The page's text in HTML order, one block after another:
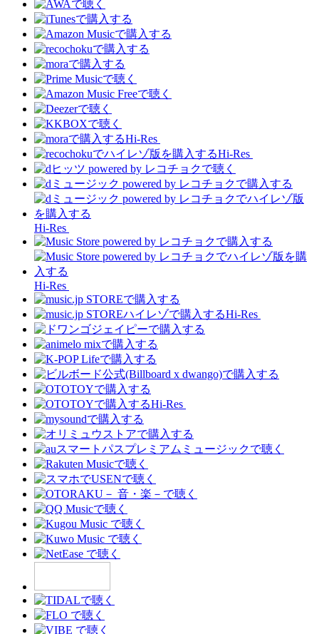
Hi-Res
Hi-Res
Hi-Res
Hi-Res
Hi-Res
Hi-Res